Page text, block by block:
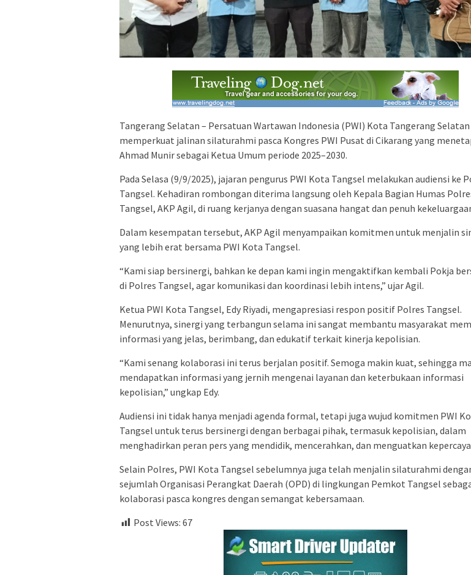
Tangerang Selatan – Persatuan Wartawan Indonesia (PWI) Kota Tangerang
memperkuat jalinan silaturahmi pasca Kongres PWI Pusat di Cikarang yang
Ahmad Munir sebagai Ketua Umum periode 2025–2030.
Pada Selasa (9/9/2025), jajaran pengurus PWI Kota Tangsel melakukan audiensi ke
Tangsel. Kehadiran rombongan diterima langsung oleh Kepala Bagian Humas
Tangsel, AKP Agil, di ruang kerjanya dengan suasana hangat dan penuh
Dalam kesempatan tersebut, AKP Agil menyampaikan komitmen untuk menjalin
yang lebih erat bersama PWI Kota Tangsel.
“Kami siap bersinergi, bahkan ke depan kami ingin mengaktifkan kembali Pokja
di Polres Tangsel, agar komunikasi dan koordinasi lebih intens,” ujar Agil.
Ketua PWI Kota Tangsel, Edy Riyadi, mengapresiasi respon positif Polres Tangsel.
Menurutnya, sinergi yang terbangun selama ini sangat membantu masyarakat
informasi yang jelas, berimbang, dan edukatif terkait kinerja kepolisian.
“Kami senang kolaborasi ini terus berjalan positif. Semoga makin kuat, sehingga
mendapatkan informasi yang jernih mengenai layanan dan keterbukaan informasi
kepolisian,” ungkap Edy.
Audiensi ini tidak hanya menjadi agenda formal, tetapi juga wujud komitmen PWI
Tangsel untuk terus bersinergi dengan berbagai pihak, termasuk kepolisian, dalam
menghadirkan peran pers yang mendidik, mencerahkan, dan menguatkan
Selain Polres, PWI Kota Tangsel sebelumnya juga telah menjalin silaturahmi
sejumlah Organisasi Perangkat Daerah (OPD) di lingkungan Pemkot Tangsel
kolaborasi pasca kongres dengan semangat kebersamaan.
Post Views: 67